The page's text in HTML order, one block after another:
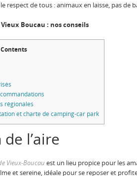
respect de tous : animaux en laisse, pas de
Boucau : nos conseils
Contents
régionales
et charte de camping-car park
l’aire
Vieux-Boucau est un lieu propice pour les
et sereine, idéale pour se reposer et